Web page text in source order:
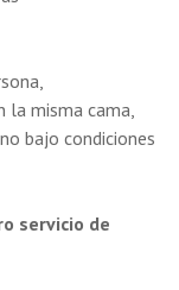
la misma cama,
bajo condiciones
servicio de